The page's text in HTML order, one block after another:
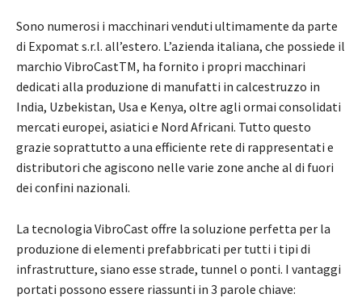
Sono numerosi i macchinari venduti ultimamente da parte
di Expomat s.r.l. all’estero. L’azienda italiana, che possiede il
marchio VibroCastTM, ha fornito i propri macchinari
dedicati alla produzione di manufatti in calcestruzzo in
India, Uzbekistan, Usa e Kenya, oltre agli ormai consolidati
mercati europei, asiatici e Nord Africani. Tutto questo
grazie soprattutto a una efficiente rete di rappresentati e
distributori che agiscono nelle varie zone anche al di fuori
dei confini nazionali.
La tecnologia VibroCast offre la soluzione perfetta per la
produzione di elementi prefabbricati per tutti i tipi di
infrastrutture, siano esse strade, tunnel o ponti. I vantaggi
portati possono essere riassunti in 3 parole chiave: